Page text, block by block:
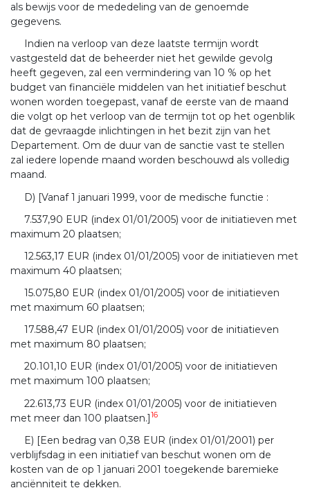
als bewijs voor de mededeling van de genoemde
gegevens.
Indien na verloop van deze laatste termijn wordt
vastgesteld dat de beheerder niet het gewilde gevolg
heeft gegeven, zal een vermindering van 10 % op het
budget van financiële middelen van het initiatief beschut
wonen worden toegepast, vanaf de eerste van de maand
die volgt op het verloop van de termijn tot op het ogenblik
dat de gevraagde inlichtingen in het bezit zijn van het
Departement. Om de duur van de sanctie vast te stellen
zal iedere lopende maand worden beschouwd als volledig
maand.
D) [Vanaf 1 januari 1999, voor de medische functie :
7.537,90 EUR (index 01/01/2005) voor de initiatieven met
maximum 20 plaatsen;
12.563,17 EUR (index 01/01/2005) voor de initiatieven met
maximum 40 plaatsen;
15.075,80 EUR (index 01/01/2005) voor de initiatieven
met maximum 60 plaatsen;
17.588,47 EUR (index 01/01/2005) voor de initiatieven
met maximum 80 plaatsen;
20.101,10 EUR (index 01/01/2005) voor de initiatieven
met maximum 100 plaatsen;
22.613,73 EUR (index 01/01/2005) voor de initiatieven
met meer dan 100 plaatsen.]16
E) [Een bedrag van 0,38 EUR (index 01/01/2001) per
verblijfsdag in een initiatief van beschut wonen om de
kosten van de op 1 januari 2001 toegekende baremieke
anciënniteit te dekken.